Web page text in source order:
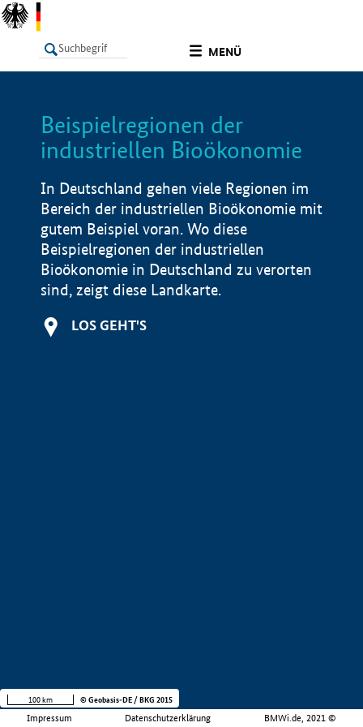
MENÜ
LISTE
Beispielregionen der
industriellen Bioökonomie
In Deutschland gehen viele Regionen im
Bereich der industriellen Bioökonomie mit
gutem Beispiel voran. Wo diese
Beispielregionen der industriellen
Bioökonomie in Deutschland zu verorten
sind, zeigt diese Landkarte.
LOS GEHT'S
Impressum Datenschutzerklärung BMWi.de, 2021 ©
100 km © Geobasis-DE / BKG 2015